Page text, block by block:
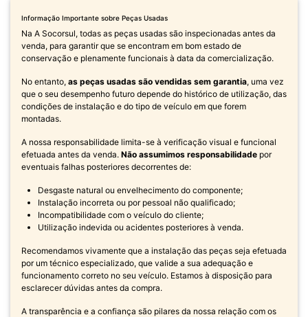
Informação Importante sobre Peças Usadas
Na A Socorsul, todas as peças usadas são inspecionadas antes da
venda, para garantir que se encontram em bom estado de
conservação e plenamente funcionais à data da comercialização.
No entanto, as peças usadas são vendidas sem garantia, uma vez
que o seu desempenho futuro depende do histórico de utilização, das
condições de instalação e do tipo de veículo em que forem
montadas.
A nossa responsabilidade limita-se à verificação visual e funcional
efetuada antes da venda. Não assumimos responsabilidade por
eventuais falhas posteriores decorrentes de:
Desgaste natural ou envelhecimento do componente;
Instalação incorreta ou por pessoal não qualificado;
Incompatibilidade com o veículo do cliente;
Utilização indevida ou acidentes posteriores à venda.
Recomendamos vivamente que a instalação das peças seja efetuada
por um técnico especializado, que valide a sua adequação e
funcionamento correto no seu veículo. Estamos à disposição para
esclarecer dúvidas antes da compra.
A transparência e a confiança são pilares da nossa relação com os